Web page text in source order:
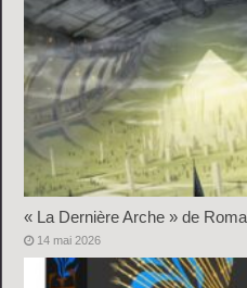
« La Dernière Arche » de
14 mai 2026